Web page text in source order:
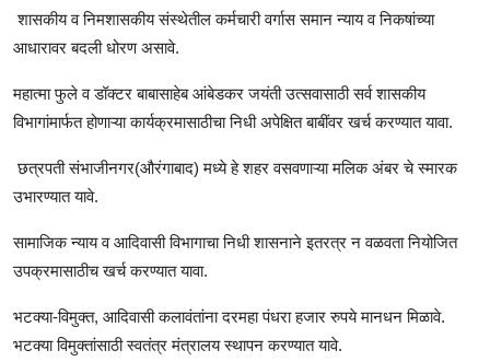
शासकीय व निमशासकीय संस्थेतील कर्मचारी वर्गास समान न्याय व निकषांच्या
आधारावर बदली धोरण असावे.
महात्मा फुले व डॉक्टर बाबासाहेब आंबेडकर जयंती उत्सवासाठी सर्व शासकीय
विभागांमार्फत होणाऱ्या कार्यक्रमासाठीचा निधी अपेक्षित बाबींवर खर्च करण्यात यावा.
छत्रपती संभाजीनगर(औरंगाबाद) मध्ये हे शहर वसवणाऱ्या मलिक अंबर चे स्मारक
उभारण्यात यावे.
सामाजिक न्याय व आदिवासी विभागाचा निधी शासनाने इतरत्र न वळवता नियोजित
उपक्रमासाठीच खर्च करण्यात यावा.
भटक्या-विमुक्त, आदिवासी कलावंतांना दरमहा पंधरा हजार रुपये मानधन मिळावे.
भटक्या विमुक्तांसाठी स्वतंत्र मंत्रालय स्थापन करण्यात यावे.